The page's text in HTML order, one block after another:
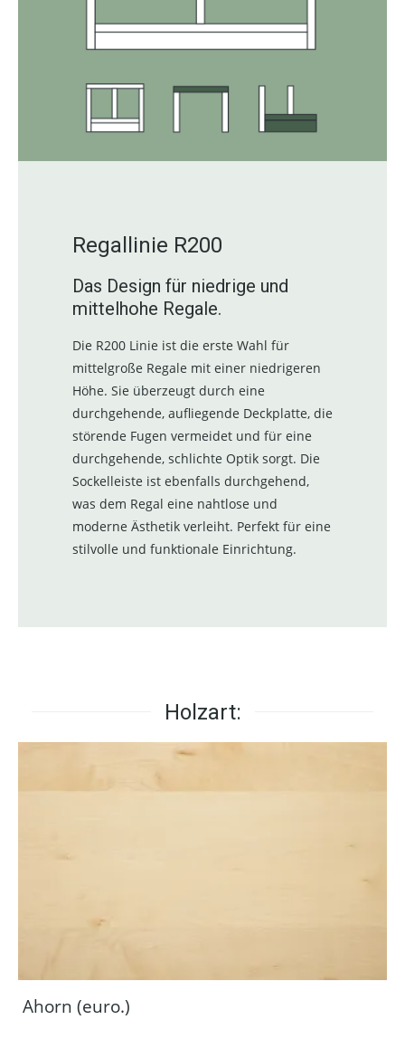
Regallinie R200
Das Design für niedrige und
mittelhohe Regale.
Die R200 Linie ist die erste Wahl für
mittelgroße Regale mit einer niedrigeren
Höhe. Sie überzeugt durch eine
durchgehende, aufliegende Deckplatte, die
störende Fugen vermeidet und für eine
durchgehende, schlichte Optik sorgt. Die
Sockelleiste ist ebenfalls durchgehend,
was dem Regal eine nahtlose und
moderne Ästhetik verleiht. Perfekt für eine
stilvolle und funktionale Einrichtung.
Holzart:
Ahorn (euro.)